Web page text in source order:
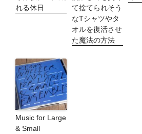
れる休日
て捨てられそう
なTシャツやタ
オルを復活させ
た魔法の方法
Music for Large
& Small